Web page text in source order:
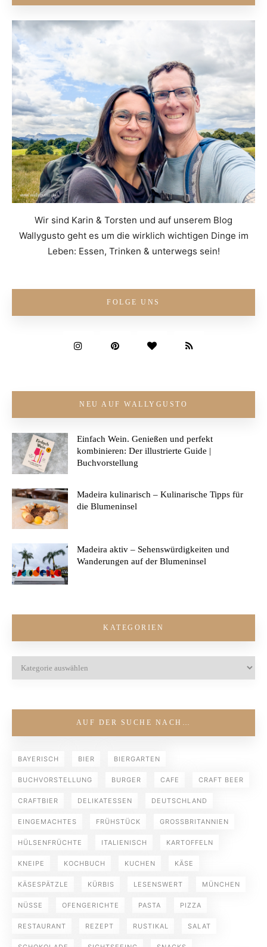
Wir sind Karin & Torsten und auf unserem Blog
Wallygusto geht es um die wirklich wichtigen Dinge im
Leben: Essen, Trinken & unterwegs sein!
FOLGE UNS
NEU AUF WALLYGUSTO
Einfach Wein. Genießen und perfekt
kombinieren: Der illustrierte Guide |
Buchvorstellung
Madeira kulinarisch – Kulinarische Tipps für
die Blumeninsel
Madeira aktiv – Sehenswürdigkeiten und
Wanderungen auf der Blumeninsel
KATEGORIEN
AUF DER SUCHE NACH…
BAYERISCH BIER BIERGARTEN
BUCHVORSTELLUNG BURGER CAFE CRAFT BEER
CRAFTBIER DELIKATESSEN DEUTSCHLAND
EINGEMACHTES FRÜHSTÜCK GROSSBRITANNIEN
HÜLSENFRÜCHTE ITALIENISCH KARTOFFELN
KNEIPE KOCHBUCH KUCHEN KÄSE
KÄSESPÄTZLE KÜRBIS LESENSWERT MÜNCHEN
NÜSSE OFENGERICHTE PASTA PIZZA
RESTAURANT REZEPT RUSTIKAL SALAT